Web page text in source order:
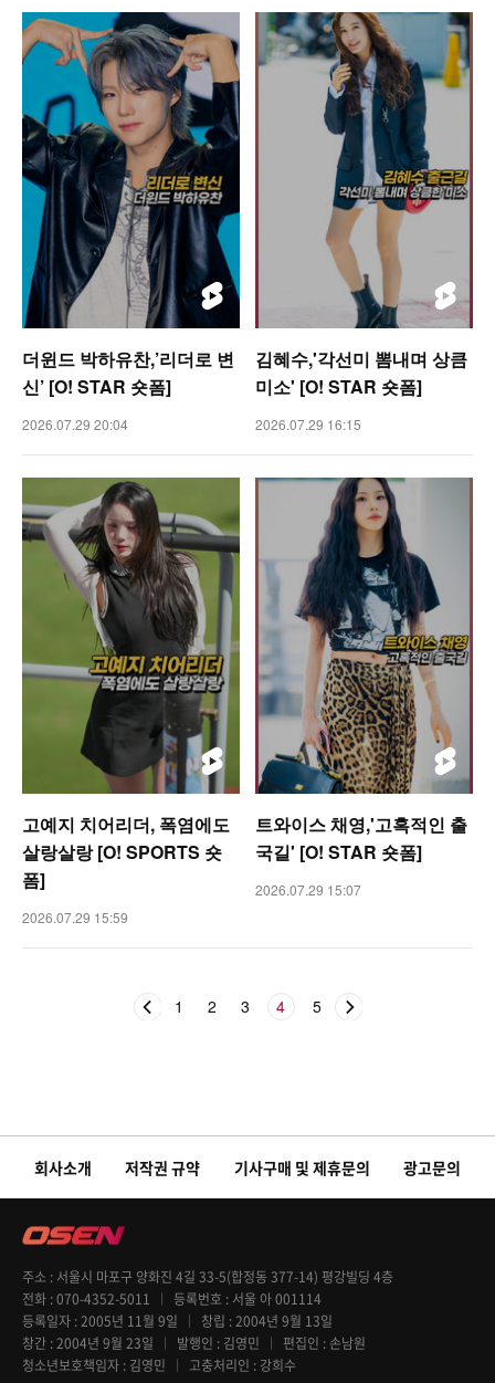
더윈드 박하유찬,’리더로 변
신’ [O! STAR 숏폼]
2026.07.29 20:04
김혜수,'각선미 뽐내며 상큼
미소' [O! STAR 숏폼]
2026.07.29 16:15
고예지 치어리더, 폭염에도
살랑살랑 [O! SPORTS 숏
폼]
2026.07.29 15:59
트와이스 채영,'고혹적인 출
국길' [O! STAR 숏폼]
2026.07.29 15:07
1 2 3 4 5
회사소개 저작권 규약 기사구매 및 제휴문의 광고문의
주소
서울시 마포구 양화진 4길 33-5(합정동 377-14) 평강빌딩 4층
전화 070-4352-5011 등록번호
서울 아 001114
등록일자 2005년 11월 9일 창립 2004년 9월 13일
창간 2004년 9월 23일 발행인 김영민 편집인
손남원
청소년보호책임자 김영민 고충처리인 강희수